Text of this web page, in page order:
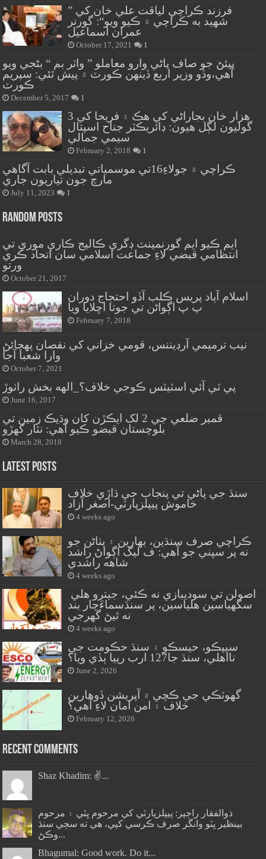
” فرزند ڪراچي لياقت علي خان کي
شهيد به ڪراچي ۾ ڪيو ويو“: گورنر
عمران اسماعيل
October 17, 2021 1
پيئڻ جو صاف پاڻي وارو معاملو ” واٽر بم “ بڻجي ويو
آهي،وڏو وزير اربع ڏينهن ڪورٽ ۾ پيش ٿئي: سپريم
ڪورٽ
December 5, 2017 1
هزار خان بجاراڻي کي هڪ ۽ فريحا کي 3
گوليون لڳل هيون: ڊائريڪٽر جناح اسپتال
سيمي جمالي
February 2, 2018 1
ڪراچي ۾ جولاءِ16تي موسمياتي تبديلي بابت آگاهي
مارچ جون تياريون جاري
July 11, 2023 1
Random Posts
ايم ڪيو ايم گورنمينٽ ڊگري ڪاليج ڪاري موري تي
انتظامي قبضي لاءِ جماعت اسلامي سان اتحاد ڪري
ورتو
October 21, 2017
اسلام آٻاد پريس ڪلب آڏو احتجاج دوران
پ پ اڳواڻن تي جوتا اڇلايا ويا
February 7, 2018
نيب ترميمي آرڊيننس، قومي خزاني کي نقصان پهچائڻ
وارا شعبا آجا
October 7, 2021
پي ٽي آئي اسٽيٽس ڪوجي خلاف؟_الهه بخش راٺوڙ
June 16, 2017
قمبر ضلعي جي 2 لک ايڪڙن کان وڌيڪ زمين تي
بلوچستان قبضو ڪيو آهي: نثار کهڙو
March 28, 2018
Latest Posts
سنڌ جي پاڻي تي پنجاب جي ڌاڙي خلاف
خاموش پيپلزپارٽي-اصغر آزاد
4 weeks ago
ڪراچي صرف سنڌين، بهارين ۽ پٺاڻن جو
نه پر سڀني جو آهي: ف ليگ اڳواڻ راشد
شاهه راشدي
4 weeks ago
سگهياسين هلياسين، پر سنڌسماءَچار بند
نه ٿيڻ گهرجي
4 weeks ago
سيپڪو، حيسڪو ۽ سنڌ حڪومت جي
نااهلي، سنڌ جا127 ارب رپيا ٻڏي ويا؟
June 2, 2026
گهوٽڪي جي ڪچي ۾ آپريشن ڏوهارين
خلاف ۽ امن امان لاءِ آهي؟
February 12, 2026
Recent Comments
Shaz Khadim: ✌️...
ذوالفقار راڄپر: پيپلزپارٽي کي مرحوم ڀٽي ۽ مرحوم
بينظير ڀٽو وانگر صرف ڪرسي کپي، هي ته سڄي سنڌ
وڪڻ...
Bhagumal: Good work. Do it...